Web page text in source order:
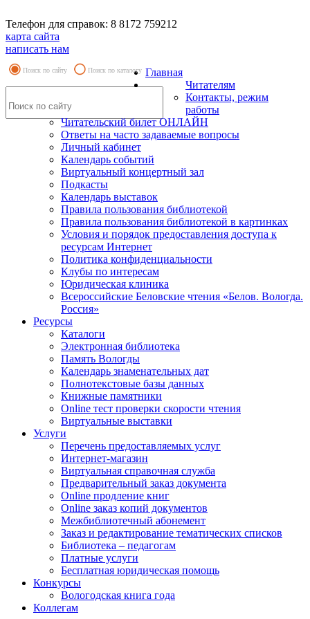
Телефон для справок: 8 8172 759212
карта сайта
написать нам
Поиск по сайту Поиск по каталогу Главная
Читателям
Контакты, режим
работы
Читательский билет ОНЛАЙН
Ответы на часто задаваемые вопросы
Личный кабинет
Календарь событий
Виртуальный концертный зал
Подкасты
Календарь выставок
Правила пользования библиотекой
Правила пользования библиотекой в картинках
Условия и порядок предоставления доступа к
ресурсам Интернет
Политика конфиденциальности
Клубы по интересам
Юридическая клиника
Всероссийские Беловские чтения «Белов. Вологда.
Россия»
Ресурсы
Каталоги
Электронная библиотека
Память Вологды
Календарь знаменательных дат
Полнотекстовые базы данных
Книжные памятники
Online тест проверки скорости чтения
Виртуальные выставки
Услуги
Перечень предоставляемых услуг
Интернет-магазин
Виртуальная справочная служба
Предварительный заказ документа
Online продление книг
Online заказ копий документов
Межбиблиотечный абонемент
Заказ и редактирование тематических списков
Библиотека – педагогам
Платные услуги
Бесплатная юридическая помощь
Конкурсы
Вологодская книга года
Коллегам